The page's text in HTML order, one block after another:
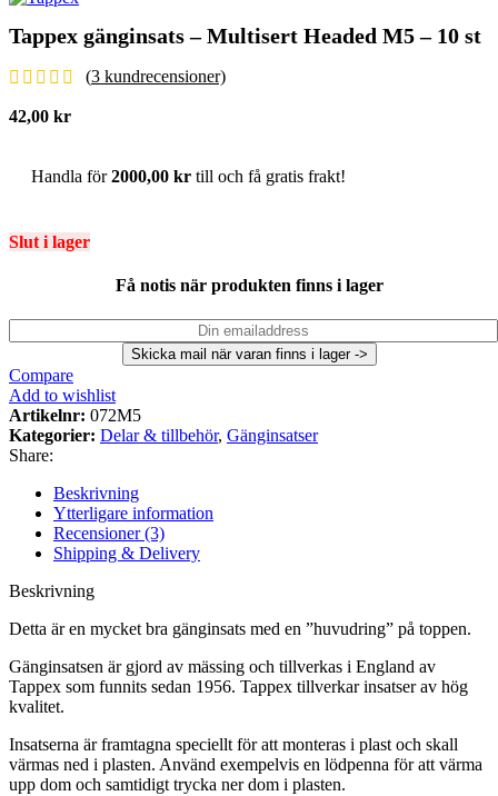
Tappex gänginsats – Multisert Headed M5 – 10 st
(3 kundrecensioner)
42,00 kr
Handla för2000,00 kr till och få gratis frakt!
Slut i lager
Få notis när produkten finns i lager
Compare
Add to wishlist
Artikelnr: 072M5
Kategorier: Delar & tillbehör, Gänginsatser
Share:
Beskrivning
Ytterligare information
Recensioner (3)
Shipping & Delivery
Beskrivning
Detta är en mycket bra gänginsats med en ”huvudring” på toppen.
Gänginsatsen är gjord av mässing och tillverkas i England av
Tappex som funnits sedan 1956. Tappex tillverkar insatser av hög
kvalitet.
Insatserna är framtagna speciellt för att monteras i plast och skall
värmas ned i plasten. Använd exempelvis en lödpenna för att värma
upp dom och samtidigt trycka ner dom i plasten.